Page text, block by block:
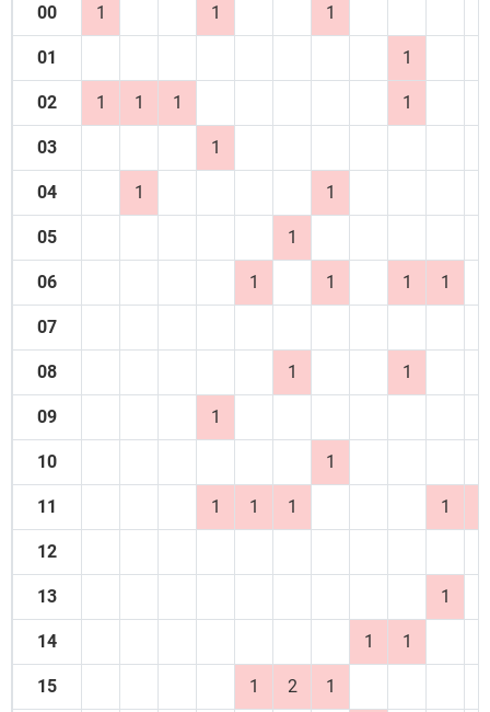
00 1 1 1
01 1
02 1 1 1 1
03 1
04 1 1
05 1
06 1 1 1 1
07
08 1 1
09 1
10 1
11 1 1 1 1
12
13 1
14 1 1
15 1 2 1